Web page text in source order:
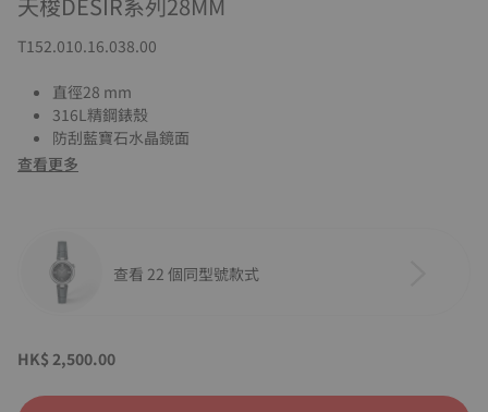
T152.010.16.038.00
直徑28 mm
316L精鋼錶殼
防刮藍寶石水晶鏡面
查看更多
查看 22 個同型號款式
HK$ 2,500.00